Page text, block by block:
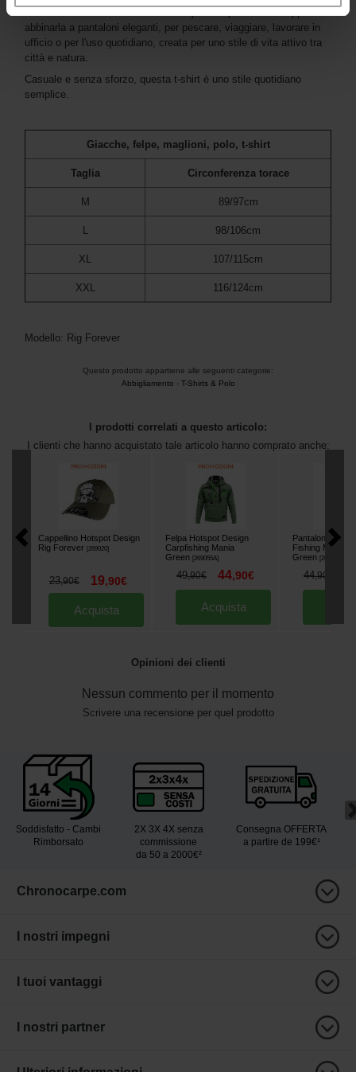
abbinarla a pantaloni eleganti, per pescare, viaggiare, lavorare in
ufficio o per l'uso quotidiano, creata per uno stile di vita attivo tra
città e natura.
Casuale e senza sforzo, questa t-shirt è uno stile quotidiano
semplice.
Giacche, felpe, maglioni, polo, t-shirt
Taglia Circonferenza torace
M 89/97cm
L 98/106cm
XL 107/115cm
XXL 116/124cm
Modello: Rig Forever
Questo prodotto appartiene alle seguenti categorie:
Abbigliamento - T-Shirts & Polo
I prodotti correlati a questo articolo:
I clienti che hanno acquistato tale articolo hanno comprato anche:
Cappellino Hotspot Design
Rig Forever [269020]
23,90€ 19,90€
Acquista
Felpa Hotspot Design
Carpfishing Mania
Green [269055A]
49,90€ 44,90€
Acquista
Pantaloni
Fishing Mania
Green [269034A
44,90
Opinioni dei clienti
Nessun commento per il momento
Scrivere una recensione per quel prodotto
Soddisfatto - Cambi
Rimborsato
2X 3X 4X senza
commissione
da 50 a 2000€²
Consegna OFFERTA
a partire de 199€¹
Chronocarpe.com
I nostri impegni
I tuoi vantaggi
I nostri partner